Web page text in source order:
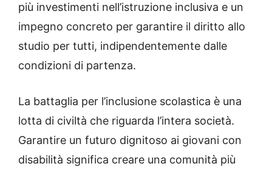
più investimenti nell’istruzione inclusiva e un
impegno concreto per garantire il diritto allo
studio per tutti, indipendentemente dalle
condizioni di partenza.
La battaglia per l’inclusione scolastica è una
lotta di civiltà che riguarda l’intera società.
Garantire un futuro dignitoso ai giovani con
disabilità significa creare una comunità più